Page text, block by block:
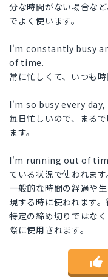
分な時間がない場合な
でよく使います。
I'm constantly busy
of time.
常に忙しくて、いつも
I'm so busy every
毎日忙しいので、まる
ます。
I'm running out of time
ている状況で使われ
一般的な時間の経過や
現する時に使われます
特定の締め切りではな
際に使用されます。